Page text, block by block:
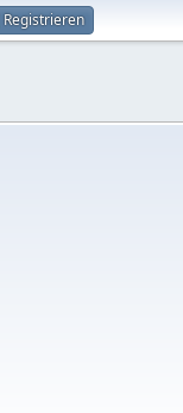
Registrieren